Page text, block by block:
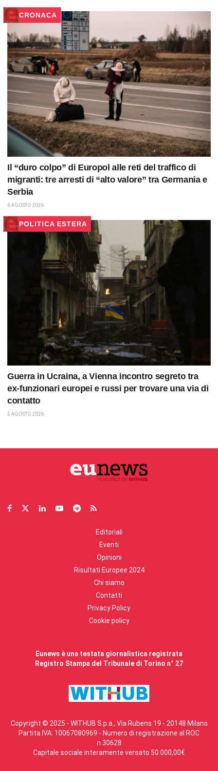
CRONACA
Il “duro colpo” di Europol alle reti del traffico di
migranti: tre arresti di “alto valore” tra Germania e
Serbia
6 AGOSTO 2026
POLITICA ESTERA
Guerra in Ucraina, a Vienna incontro segreto tra
ex-funzionari europei e russi per trovare una via di
contatto
5 AGOSTO 2026
Editoriali
Eventi
Opinioni
Risultati Europee 2024
Chi siamo
Contatti
Privacy Policy
Cookie policy
Eunews è una testata giornalistica registrata
Registro Stampa del Tribunale di Torino n° 27
Copyright © 2025 - WITHUB S.p.a., Via Rubens 19 - 20148 Milano
Partita IVA: 10067080969 - Numero di registrazione al ROC
n.30628
Capitale sociale interamente versato 50.000,00€